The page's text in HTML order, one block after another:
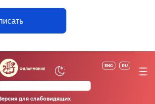
ENG RU
для слабовидящих